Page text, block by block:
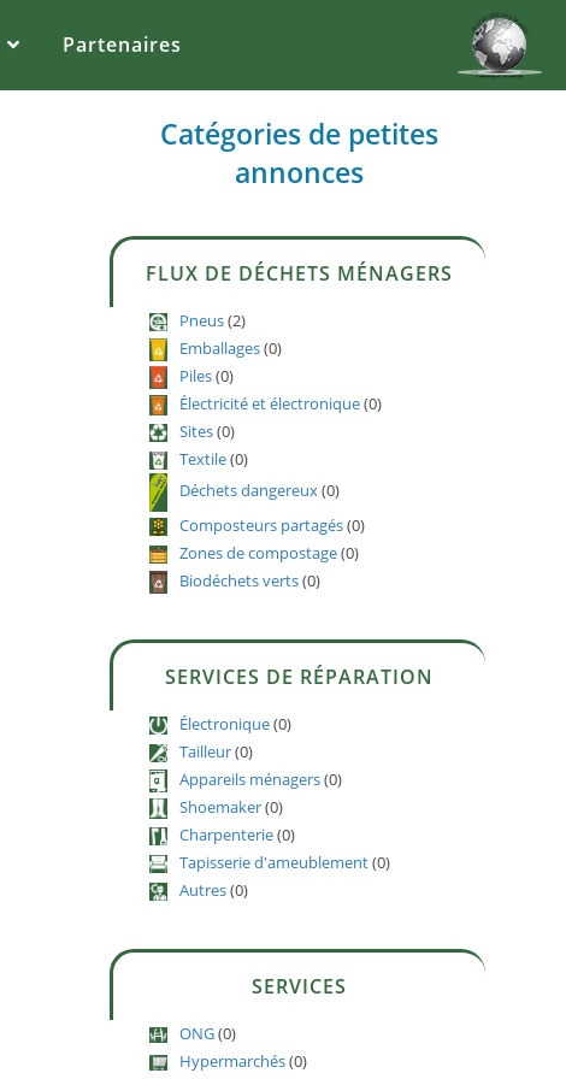
Partenaires
Catégories de petites
annonces
FLUX DE DÉCHETS MÉNAGERS
Pneus(2)
Emballages(0)
Piles(0)
Électricité et électronique(0)
Sites(0)
Textile(0)
Déchets dangereux(0)
Composteurs partagés(0)
Zones de compostage(0)
Biodéchets verts(0)
SERVICES DE RÉPARATION
Électronique(0)
Tailleur(0)
Appareils ménagers(0)
Shoemaker(0)
Charpenterie(0)
Tapisserie d'ameublement(0)
Autres(0)
SERVICES
ONG(0)
Hypermarchés(0)